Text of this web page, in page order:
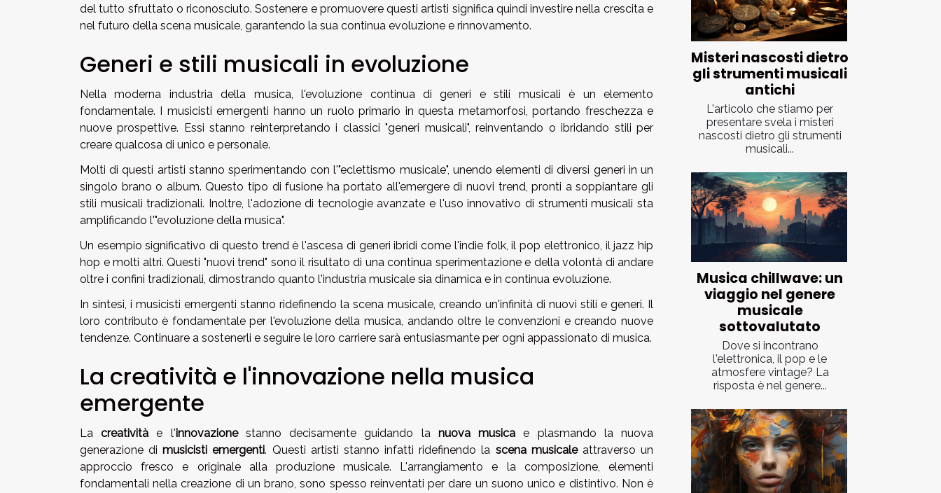
del tutto sfruttato o riconosciuto. Sostenere e promuovere questi artisti significa quindi investire nella crescita e
nel futuro della scena musicale, garantendo la sua continua evoluzione e rinnovamento.
Generi e stili musicali in evoluzione
Nella moderna industria della musica, l'evoluzione continua di generi e stili musicali è un elemento
fondamentale. I musicisti emergenti hanno un ruolo primario in questa metamorfosi, portando freschezza e
nuove prospettive. Essi stanno reinterpretando i classici "generi musicali", reinventando o ibridando stili per
creare qualcosa di unico e personale.
Molti di questi artisti stanno sperimentando con l'"eclettismo musicale", unendo elementi di diversi generi in un
singolo brano o album. Questo tipo di fusione ha portato all'emergere di nuovi trend, pronti a soppiantare gli
stili musicali tradizionali. Inoltre, l'adozione di tecnologie avanzate e l'uso innovativo di strumenti musicali sta
amplificando l'"evoluzione della musica".
Un esempio significativo di questo trend è l'ascesa di generi ibridi come l'indie folk, il pop elettronico, il jazz hip
hop e molti altri. Questi "nuovi trend" sono il risultato di una continua sperimentazione e della volontà di andare
oltre i confini tradizionali, dimostrando quanto l'industria musicale sia dinamica e in continua evoluzione.
In sintesi, i musicisti emergenti stanno ridefinendo la scena musicale, creando un'infinità di nuovi stili e generi. Il
loro contributo è fondamentale per l'evoluzione della musica, andando oltre le convenzioni e creando nuove
tendenze. Continuare a sostenerli e seguire le loro carriere sarà entusiasmante per ogni appassionato di musica.
La creatività e l'innovazione nella musica
emergente
Lacreatività e l'innovazionestanno decisamente guidando la nuova musica e plasmando la nuova
generazione dimusicisti emergenti. Questi artisti stanno infatti ridefinendo la scena musicaleattraverso un
approccio fresco e originale alla produzione musicale. L'arrangiamento e la composizione, elementi
fondamentali nella creazione di un brano, sono spesso reinventati per dare un suono unico e distintivo. Non è
Misteri nascosti dietro
gli strumenti musicali
antichi
L'articolo che stiamo per
presentare svela i misteri
nascosti dietro gli strumenti
musicali...
Musica chillwave: un
viaggio nel genere
musicale
sottovalutato
Dove si incontrano
l'elettronica, il pop e le
atmosfere vintage? La
risposta è nel genere...